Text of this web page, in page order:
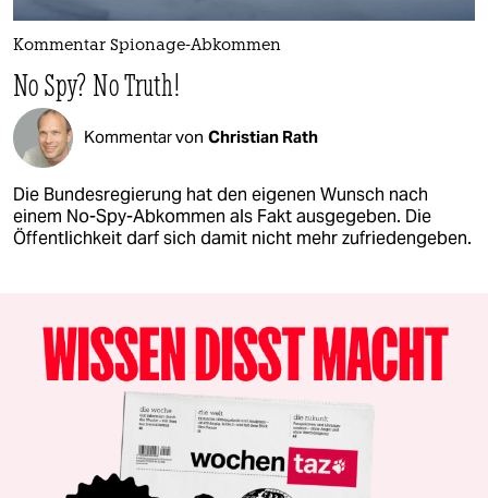
Kommentar Spionage-Abkommen
No Spy? No Truth!
Kommentar von Christian Rath
Die Bundesregierung hat den eigenen Wunsch nach
einem No-Spy-Abkommen als Fakt ausgegeben. Die
Öffentlichkeit darf sich damit nicht mehr zufriedengeben.